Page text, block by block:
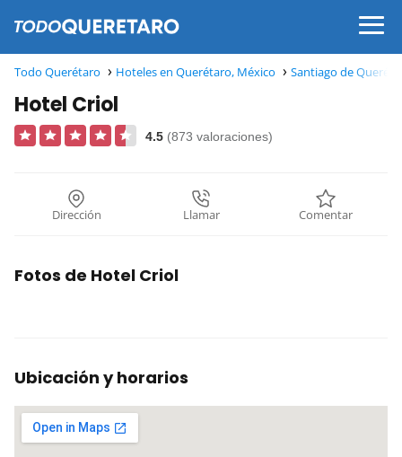
Todo Querétaro Hoteles en Querétaro, México Santiago de
Hotel Criol
4.5 (873 valoraciones)
Dirección Llamar Comentar
Fotos de Hotel Criol
Ubicación y horarios